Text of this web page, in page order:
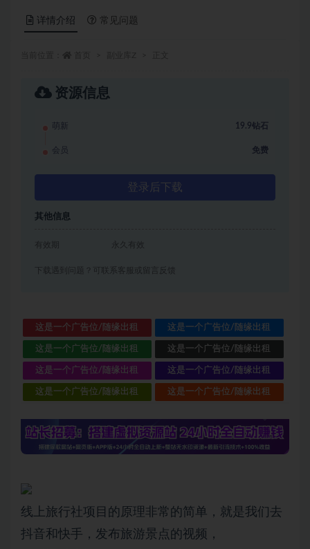
详情介绍 常见问题
资源信息
萌新 19.9钻石
会员 免费
登录后下载
其他信息
有效期 永久有效
下载遇到问题？可联系客服或留言反馈
这是一个广告位/随缘出租 这是一个广告位/随缘出租
这是一个广告位/随缘出租 这是一个广告位/随缘出租
这是一个广告位/随缘出租 这是一个广告位/随缘出租
这是一个广告位/随缘出租 这是一个广告位/随缘出租
线上旅行社项目的原理非常的简单，就是我们去
抖音和快手，发布旅游景点的视频，